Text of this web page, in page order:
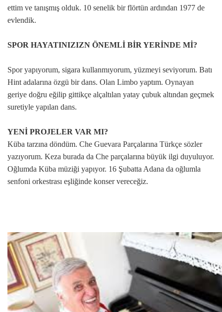
ettim ve tanışmış olduk. 10 senelik bir flörtün ardından 1977 de
evlendik.
SPOR HAYATINIZIZN ÖNEMLİ BİR YERİNDE Mİ?
Spor yapıyorum, sigara kullanmıyorum, yüzmeyi seviyorum. Batı
Hint adalarına özgü bir dans. Olan Limbo yaptım. Oynayan
geriye doğru eğilip gittikçe alçaltılan yatay çubuk altından geçmek
suretiyle yapılan dans.
YENİ PROJELER VAR MI?
Küba tarzına döndüm. Che Guevara Parçalarına Türkçe sözler
yazıyorum. Keza burada da Che parçalarına büyük ilgi duyuluyor.
Oğlumda Küba müziği yapıyor. 16 Şubatta Adana da oğlumla
senfoni orkestrası eşliğinde konser vereceğiz.